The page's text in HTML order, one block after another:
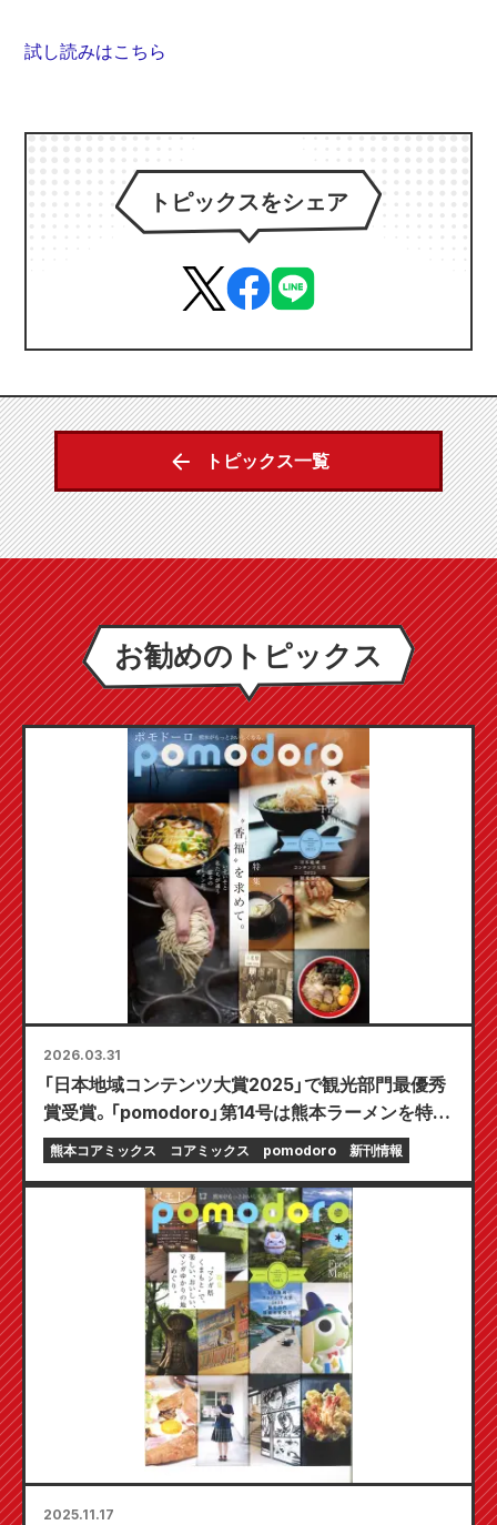
試し読みはこちら
トピックスをシェア
トピックス一覧
お勧めのトピックス
2026.03.31
「日本地域コンテンツ大賞2025」で観光部門最優秀
賞受賞。「pomodoro」第14号は熊本ラーメンを特
集！
熊本コアミックス コアミックス pomodoro 新刊情報
2025.11.17